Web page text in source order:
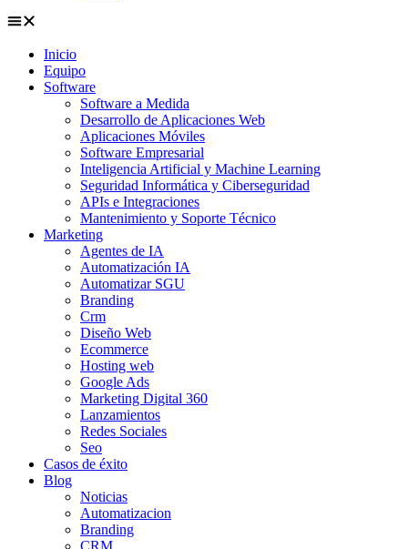
Inicio
Equipo
Software
Software a Medida
Desarrollo de Aplicaciones Web
Aplicaciones Móviles
Software Empresarial
Inteligencia Artificial y Machine Learning
Seguridad Informática y Ciberseguridad
APIs e Integraciones
Mantenimiento y Soporte Técnico
Marketing
Agentes de IA
Automatización IA
Automatizar SGU
Branding
Crm
Diseño Web
Ecommerce
Hosting web
Google Ads
Marketing Digital 360
Lanzamientos
Redes Sociales
Seo
Casos de éxito
Blog
Noticias
Automatizacion
Branding